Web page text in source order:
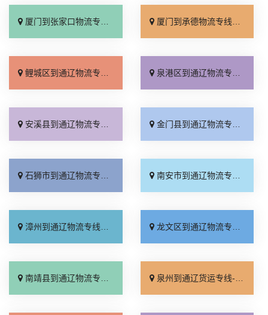
厦门到张家口物流专线_专线快运「运价查询」 厦门到承德物流专线_专线快运「零担配货」
鲤城区到通辽物流专线_全境派送「整车配货」 泉港区到通辽物流专线_定点发车「运费多少」
安溪县到通辽物流专线_高效快运「合同承运」 金门县到通辽物流专线_托运放心「直发全境」
石狮市到通辽物流专线_送货上门「需要几天」 南安市到通辽物流专线_收费介绍「价位合理」
漳州到通辽物流专线_天天发车「来电咨询」 龙文区到通辽物流专线_高效运输「怎么收费」
南靖县到通辽物流专线_专业调车「诚信经营」 泉州到通辽货运专线-泉州到通辽物流公司_直达到站「直发全境」